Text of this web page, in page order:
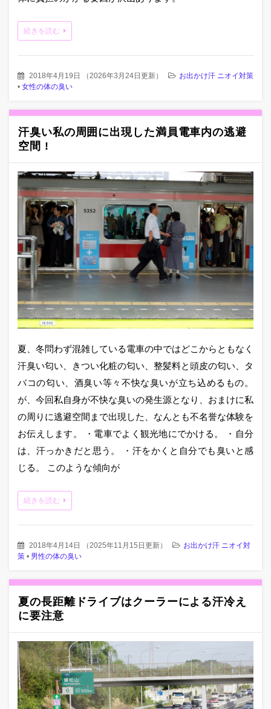
続きを読む
2018年4月19日 （2026年3月24日更新）
お出かけ汗 ニオイ対策
• 女性の体の臭い
汗臭い私の周囲に出現した満員電車内の逃避
空間 !
夏、冬問わず混雑している電車の中ではどこからともなく
汗臭い匂い、きつい化粧の匂い、整髪料と頭皮の匂い、タ
バコの匂い、酒臭い等々不快な臭いが立ち込めるもの。
が、今回私自身が不快な臭いの発生源となり、おまけに私
の周りに逃避空間まで出現した、なんとも不名誉な体験を
お伝えします。 ・電車でよく観光地にでかける。 ・自分
は、汗っかきだと思う。 ・汗をかくと自分でも臭いと感
じる。 このような傾向が
続きを読む
2018年4月14日 （2025年11月15日更新）
お出かけ汗 ニオイ対
策 • 男性の体の臭い
夏の長距離ドライブはクーラーによる汗冷え
に要注意